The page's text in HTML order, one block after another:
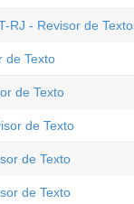
RJ - Revisor de
de Texto
de Texto
de Texto
de Texto
de Texto